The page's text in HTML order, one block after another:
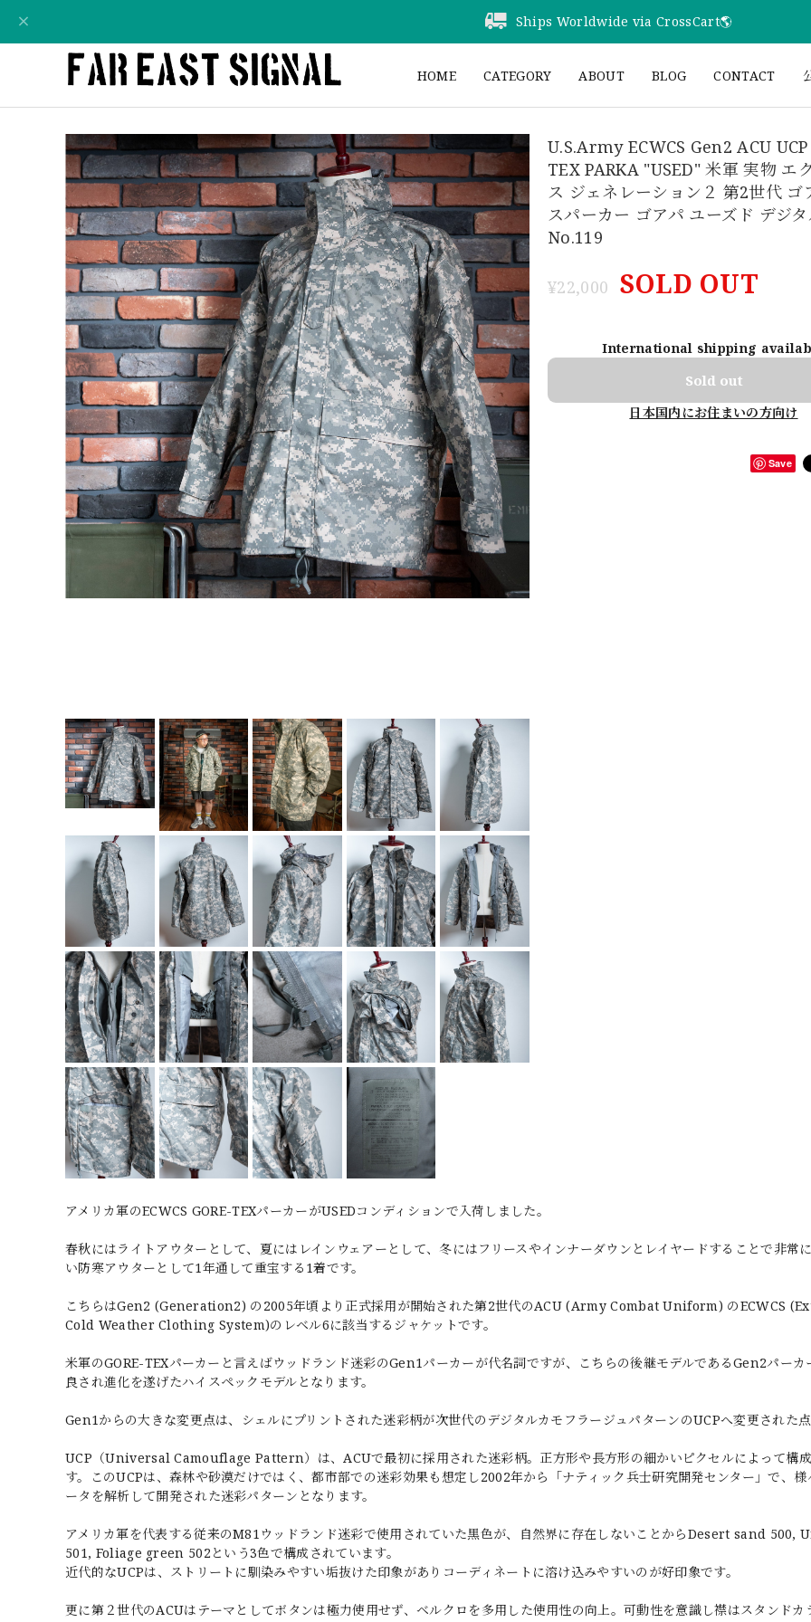
Ships Worldwide via CrossCart🌎️
HOME CATEGORY ABOUT BLOG CONTACT
U.S.Army ECWCS Gen2 ACU UCP
TEX PARKA "USED" 米軍 実物 エ
ス ジェネレーション２ 第2世代 ゴ
スパーカー ゴアパ ユーズド デジ
No.119
¥22,000 SOLD OUT
International shipping
Sold out
日本国内にお住まいの方向け
Save
アメリカ軍のECWCS GORE-TEXパーカーがUSEDコンディションで入荷しました。
春秋にはライトアウターとして、夏にはレインウェアーとして、冬にはフリースやインナーダウンとレイヤードすることで非常
い防寒アウターとして1年通して重宝する1着です。
こちらはGen2 (Generation2) の2005年頃より正式採用が開始された第2世代のACU (Army Combat Uniform) のECWCS
Cold Weather Clothing System)のレベル6に該当するジャケットです。
米軍のGORE-TEXパーカーと言えばウッドランド迷彩のGen1パーカーが代名詞ですが、こちらの後継モデルであるGen2パーカ
良され進化を遂げたハイスペックモデルとなります。
Gen1からの大きな変更点は、シェルにプリントされた迷彩柄が次世代のデジタルカモフラージュパターンのUCPへ変更された
UCP（Universal Camouflage Pattern）は、ACUで最初に採用された迷彩柄。正方形や長方形の細かいピクセルによって構
す。このUCPは、森林や砂漠だけではく、都市部での迷彩効果も想定し2002年から「ナティック兵士研究開発センター」で、
ータを解析して開発された迷彩パターンとなります。
アメリカ軍を代表する従来のM81ウッドランド迷彩で使用されていた黒色が、自然界に存在しないことからDesert sand 500,
501, Foliage green 502という3色で構成されています。
近代的なUCPは、ストリートに馴染みやすい垢抜けた印象がありコーディネートに溶け込みやすいのが好印象です。
更に第２世代のACUはテーマとしてボタンは極力使用せず、ベルクロを多用した使用性の向上。可動性を意識し襟はスタンドカ